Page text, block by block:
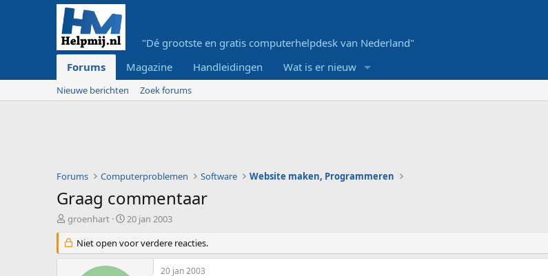
"Dé grootste en gratis computerhelpdesk van Nederland"
Forums
Magazine Handleidingen Wat is er nieuw
Nieuwe berichten Zoek forums
Forums Computerproblemen Software Website maken, Programmeren
Graag commentaar
O
d
e
groenhart
S
a
r
20 jan 2003
Niet open voor verdere reacties.
20 jan 2003